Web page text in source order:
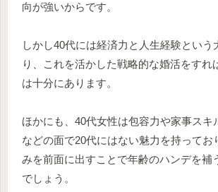
向が強いからです。
しかし40代には経済力と人生経験という
り、これを活かした戦略的な婚活をすれ
は十分にあります。
ほかにも、40代女性は包容力や家事スキ
などの面で20代にはない魅力を持ってお
みを前面に出すことで年齢のハンデを補
でしょう。